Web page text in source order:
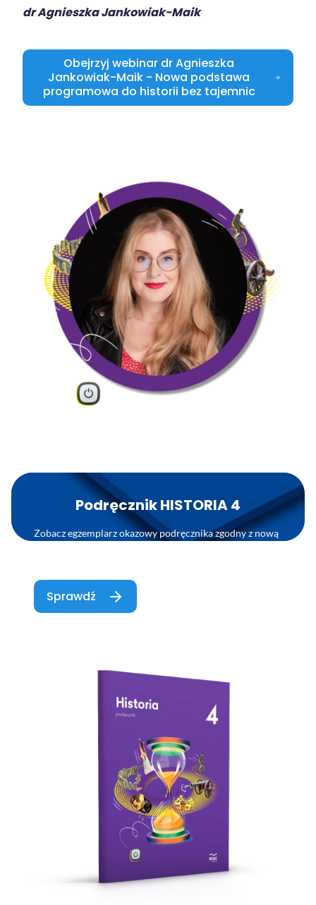
dr Agnieszka Jankowiak-Maik
Obejrzyj webinar dr Agnieszka
Jankowiak-Maik - Nowa podstawa
programowa do historii bez tajemnic
Podręcznik HISTORIA 4
Zobacz egzemplarz okazowy podręcznika zgodny z nową
Sprawdź